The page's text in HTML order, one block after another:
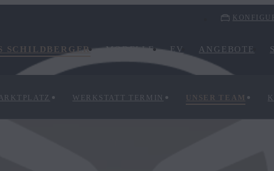
SCHILDBERGER MODELLE EV ANGEBOTE
WERKSTATT TERMIN UNSER TEAM